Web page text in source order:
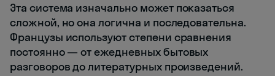
Эта система изначально может показаться
сложной, но она логична и последовательна.
Французы используют степени сравнения
постоянно — от ежедневных бытовых
разговоров до литературных произведений.